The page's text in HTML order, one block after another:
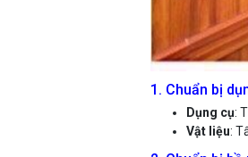
1. Chuẩn bị
Dụng cụ:
Vật liệu: